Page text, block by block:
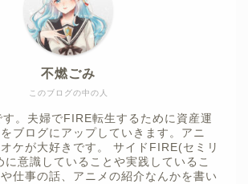
このブログの中の人
不燃ごみ
。夫婦でFIRE転生するために資産運
ブログにアップしていきます。アニ
ケが大好きです。 サイドFIRE(セミリ
に意識していることや実践しているこ
仕事の話、アニメの紹介なんかを書い